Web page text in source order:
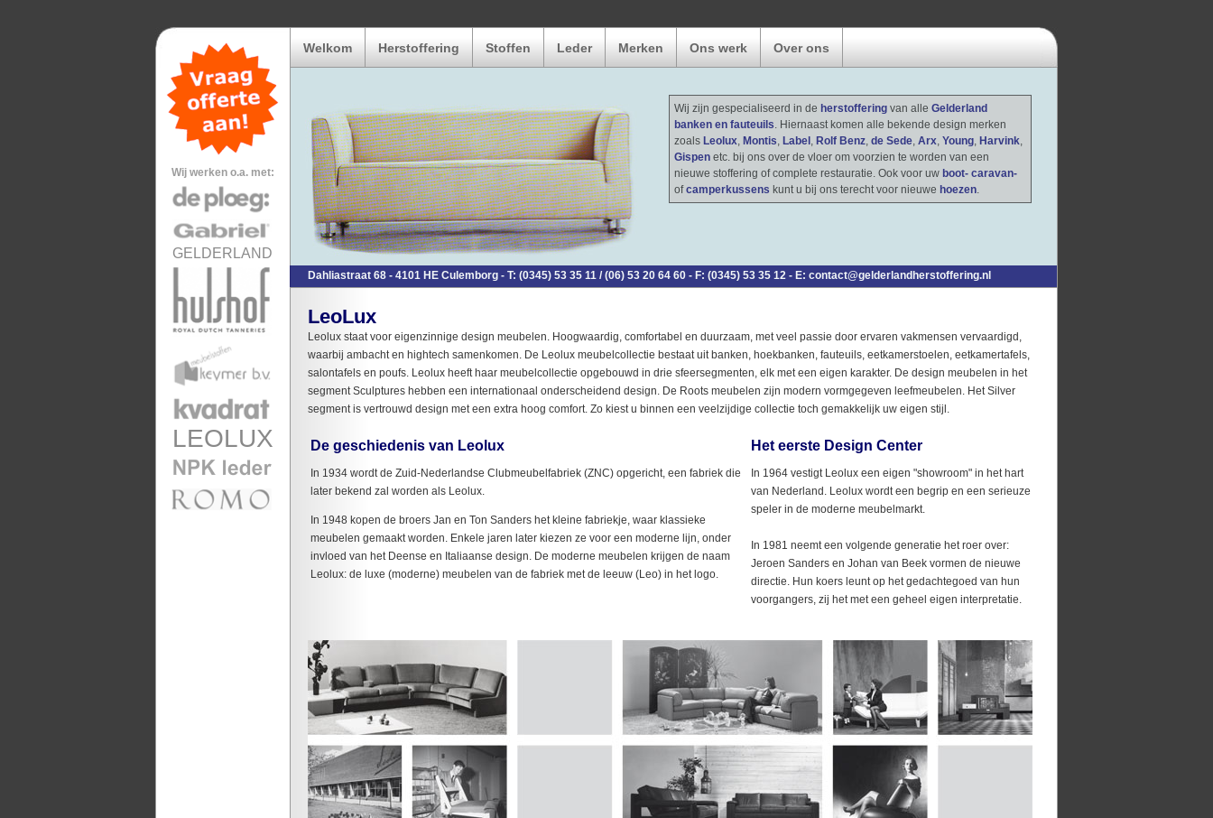
Wij werken o.a. met:
GELDERLAND
LEOLUX
Welkom Herstoffering Stoffen Leder Merken Ons werk Over ons
Wij zijn gespecialiseerd in de herstoffering van alle Gelderland
banken en fauteuils. Hiernaast komen alle bekende design merken
zoals Leolux, Montis, Label , Rolf Benz, de Sede, Arx, Young, Harvink,
Gispen etc. bij ons over de vloer om voorzien te worden van een
nieuwe stoffering of complete restauratie. Ook voor uw boot- caravan-
ofcamperkussens kunt u bij ons terecht voor nieuwe hoezen.
Dahliastraat 68 - 4101 HE Culemborg - T: (0345) 53 35 11 / (06) 53 20 64 60 - F: (0345) 53 35 12 - E: contact@gelderlandherstoffering.nl
LeoLux
Leolux staat voor eigenzinnige design meubelen. Hoogwaardig, comfortabel en duurzaam, met veel passie door ervaren vakmensen vervaardigd,
waarbij ambacht en hightech samenkomen. De Leolux meubelcollectie bestaat uit banken, hoekbanken, fauteuils, eetkamerstoelen, eetkamertafels,
salontafels en poufs. Leolux heeft haar meubelcollectie opgebouwd in drie sfeersegmenten, elk met een eigen karakter. De design meubelen in het
segment Sculptures hebben een internationaal onderscheidend design. De Roots meubelen zijn modern vormgegeven leefmeubelen. Het Silver
segment is vertrouwd design met een extra hoog comfort. Zo kiest u binnen een veelzijdige collectie toch gemakkelijk uw eigen stijl.
De geschiedenis van Leolux
In 1934 wordt de Zuid-Nederlandse Clubmeubelfabriek (ZNC) opgericht, een fabriek die
later bekend zal worden als Leolux.
In 1948 kopen de broers Jan en Ton Sanders het kleine fabriekje, waar klassieke
meubelen gemaakt worden. Enkele jaren later kiezen ze voor een moderne lijn, onder
invloed van het Deense en Italiaanse design. De moderne meubelen krijgen de naam
Leolux: de luxe (moderne) meubelen van de fabriek met de leeuw (Leo) in het logo.
Het eerste Design Center
In 1964 vestigt Leolux een eigen "showroom" in het hart
van Nederland. Leolux wordt een begrip en een serieuze
speler in de moderne meubelmarkt.
In 1981 neemt een volgende generatie het roer over:
Jeroen Sanders en Johan van Beek vormen de nieuwe
directie. Hun koers leunt op het gedachtegoed van hun
voorgangers, zij het met een geheel eigen interpretatie.